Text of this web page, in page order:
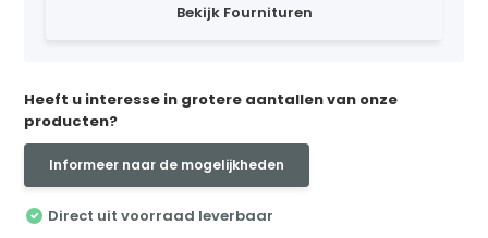
Bekijk Fournituren
Heeft u interesse in grotere aantallen van onze
producten?
Informeer naar de mogelijkheden
Direct uit voorraad leverbaar